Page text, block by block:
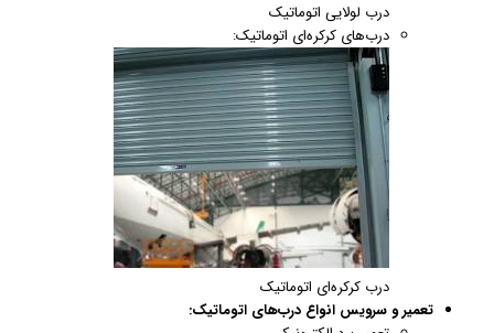
درب لولایی اتوماتیک
درب‌های کرکره‌ای اتوماتیک:
درب کرکره‌ای اتوماتیک
تعمیر و سرویس انواع درب‌های اتوماتیک: